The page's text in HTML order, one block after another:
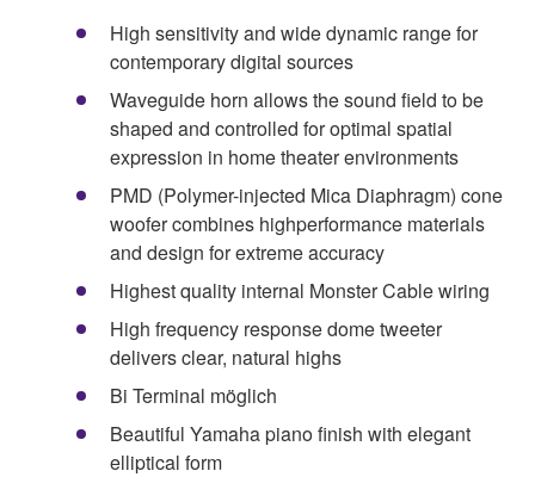
High sensitivity and wide dynamic range for
contemporary digital sources
Waveguide horn allows the sound field to be
shaped and controlled for optimal spatial
expression in home theater environments
PMD (Polymer-injected Mica Diaphragm) cone
woofer combines highperformance materials
and design for extreme accuracy
Highest quality internal Monster Cable wiring
High frequency response dome tweeter
delivers clear, natural highs
Bi Terminal möglich
Beautiful Yamaha piano finish with elegant
elliptical form